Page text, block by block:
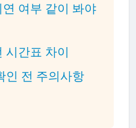
여부 같이 봐야
시간표 차이
인 전 주의사항